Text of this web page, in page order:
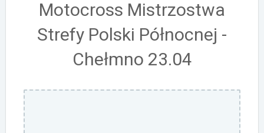
Motocross Mistrzostwa
Strefy Polski Północnej -
Chełmno 23.04